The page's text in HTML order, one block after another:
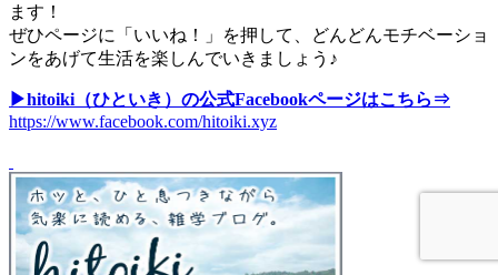
ます！
ぜひページに「いいね！」を押して、どんどんモチベーショ
ンをあげて生活を楽しんでいきましょう♪
▶hitoiki（ひといき）の公式Facebookページはこちら⇒
https://www.facebook.com/hitoiki.xyz